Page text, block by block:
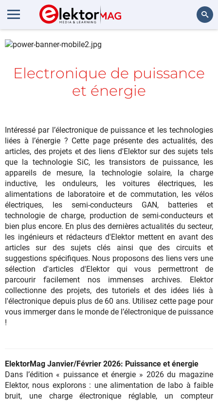
Electronique de puissance
et énergie
Intéressé par l’électronique de puissance et les technologies
liées à l’énergie ? Cette page présente des actualités, des
articles, des projets et des liens d'Elektor sur des sujets tels
que la technologie SiC, les transistors de puissance, les
appareils de mesure, la technologie solaire, la charge
inductive, les onduleurs, les voitures électriques, les
alimentations de laboratoire et de commutation, les vélos
électriques, les semi-conducteurs GAN, batteries et
technologie de charge, production de semi-conducteurs et
bien plus encore. En plus des dernières actualités du secteur,
les ingénieurs et rédacteurs d'Elektor mettent en avant des
articles sur des sujets clés ainsi que des circuits et
suggestions spécifiques. Nous proposons des liens vers une
sélection d'articles d'Elektor qui vous permettront de
parcourir facilement nos immenses archives. Elektor
collectionne des projets, des tutoriels et des idées liés à
l'électronique depuis plus de 60 ans. Utilisez cette page pour
vous immerger dans le monde de l’électronique de puissance
!
ElektorMag Janvier/Février 2026: Puissance et énergie
Dans l’édition « puissance et énergie » 2026 du magazine
Elektor, nous explorons : une alimentation de labo à faible
bruit, une charge électronique réglable, un compteur